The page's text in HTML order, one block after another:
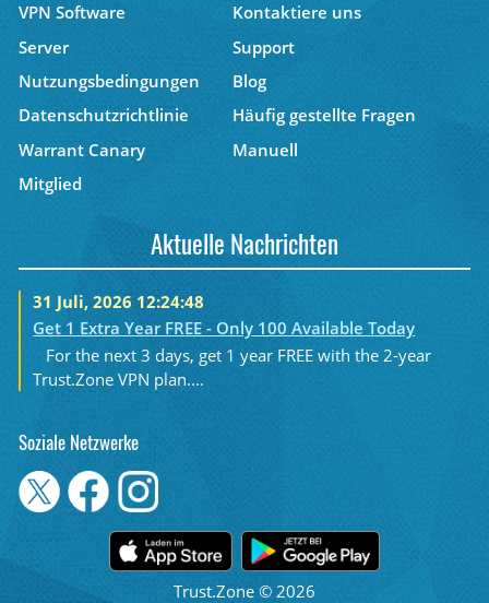
VPN Software
Kontaktiere uns
Server
Support
Nutzungsbedingungen
Blog
Datenschutzrichtlinie
Häufig gestellte Fragen
Warrant Canary
Manuell
Mitglied
Aktuelle Nachrichten
31 Juli, 2026 12:24:48
Get 1 Extra Year FREE - Only 100 Available Today
For the next 3 days, get 1 year FREE with the 2-year
Trust.Zone VPN plan....
Soziale Netzwerke
Trust.Zone © 2026